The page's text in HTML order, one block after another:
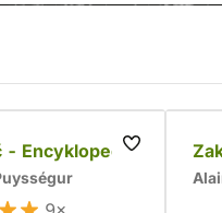
- Encyklopedie